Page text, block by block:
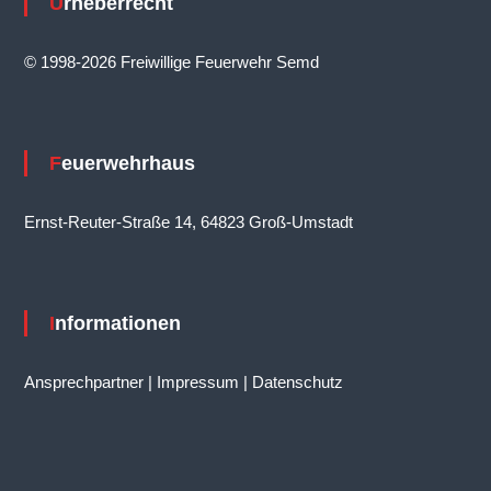
© 1998-2026 Freiwillige Feuerwehr Semd
Feuerwehrhaus
Ernst-Reuter-Straße 14, 64823 Groß-Umstadt
Informationen
Ansprechpartner| Impressum | Datenschutz